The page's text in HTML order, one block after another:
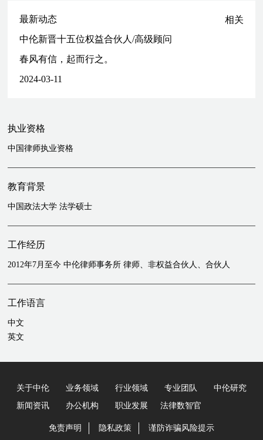
投资项目提供法律服务
术有限公司项目提供法律服务
为阳光资产管理股份有限公司投资北京智者天下科技有限公司项目提
为Ocean Equity Partners Fund Limited投资彩客化学集团有限公司项目
提供法律服务
为灝信資本有限公司投资赤峰市元宝山区安信永小额贷款有限公司项
目提供法律服务
公司项目提供法律服务
最新动态
相关
中伦新晋十五位权益合伙人/高级顾问
春风有信，起而行之。
2024-03-11
执业资格
中国律师执业资格
教育背景
中国政法大学 法学硕士
工作经历
2012年7月至今 中伦律师事务所 律师、非权益合伙人、合伙人
工作语言
中文
英文
关于中伦 业务领域 行业领域 专业团队
中伦研究
新闻资讯
办公机构 职业发展 法律数智官
免责声明 隐私政策 谨防诈骗风险提示